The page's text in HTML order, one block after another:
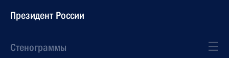
Президент России
Стенограммы